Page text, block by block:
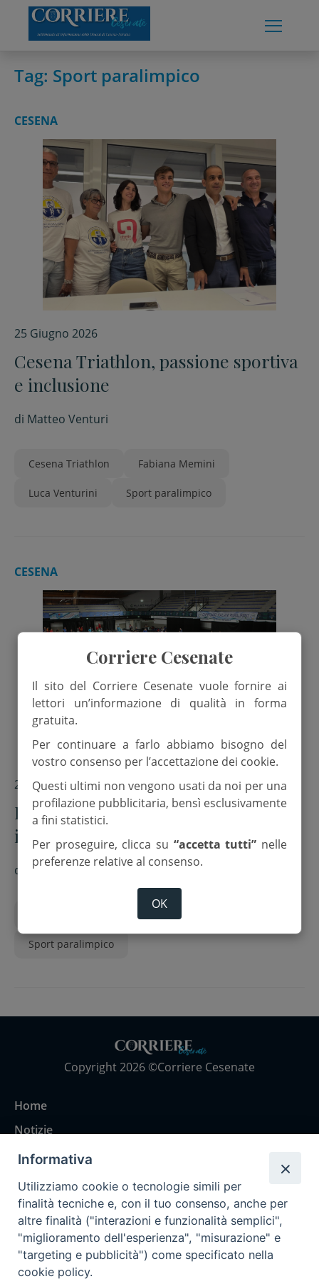
content
Tag: Sport paralimpico
CESENA
25 Giugno 2026
Cesena Triathlon, passione sportiva
e inclusione
di Matteo Venturi
Cesena Triathlon Fabiana Memini
Luca Venturini Sport paralimpico
CESENA
20 Maggio 2026
In 300 a Cesena per i Campionati
italiani paralimpici di tennistavolo
di Red.
ping pong
Sport paralimpico
Copyright 2026 ©Corriere Cesenate
Home
Notizie
Rubriche
Chi siamo
Come abbonarsi
Contatti
Corriere Cesenate
Il sito del Corriere Cesenate vuole fornire ai
lettori un’informazione di qualità in forma
gratuita.
Per continuare a farlo abbiamo bisogno del
vostro consenso per l’accettazione dei cookie.
Questi ultimi non vengono usati da noi per una
profilazione pubblicitaria, bensì esclusivamente
a fini statistici.
Per proseguire, clicca su “accetta tutti” nelle
preferenze relative al consenso.
OK
Informativa
Utilizziamo cookie o tecnologie simili per
finalità tecniche e, con il tuo consenso, anche per
altre finalità ("interazioni e funzionalità semplici",
"miglioramento dell'esperienza", "misurazione" e
"targeting e pubblicità") come specificato nella
cookie policy.